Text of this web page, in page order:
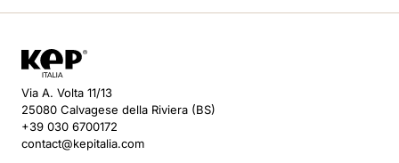
Via A. Volta 11/13
25080 Calvagese della Riviera (BS)
+39 030 6700172
contact@kepitalia.com